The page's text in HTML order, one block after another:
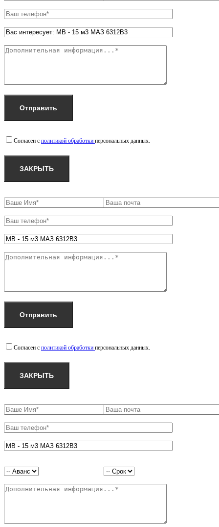
Согласен с политикой обработки персональных данных.
ЗАКРЫТЬ
Согласен с политикой обработки персональных данных.
ЗАКРЫТЬ